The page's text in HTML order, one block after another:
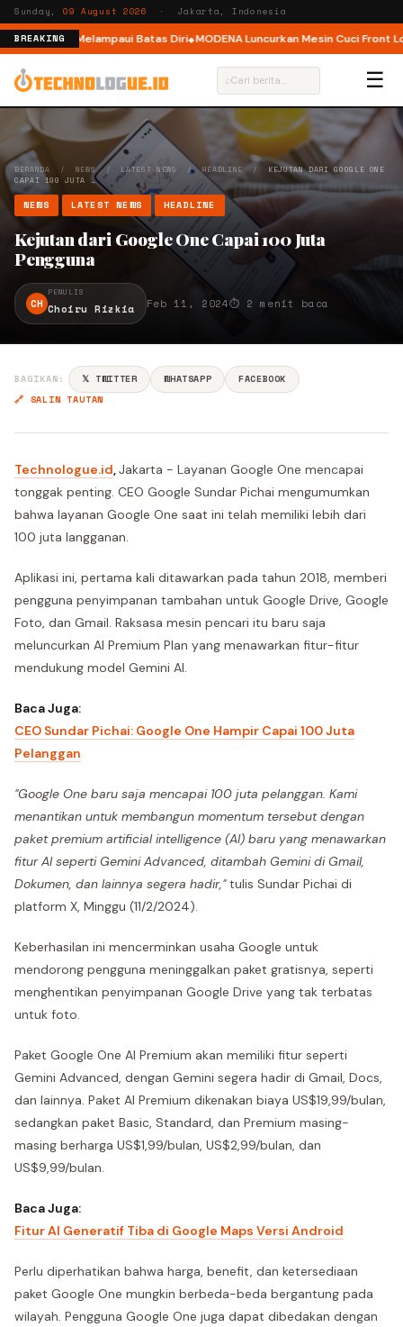
Sunday, 09 August 2026 · Jakarta, Indonesia
BREAKING
Pelari Melampaui Batas Diri MODENA Luncurkan Mesin Cuci Front
⌕ ☰
BERANDA / NEWS/ LATEST NEWS /HEADLINE/ KEJUTAN DARI GOOGLE ONE
CAPAI 100 JUTA …
NEWS LATEST NEWS HEADLINE
Kejutan dari Google One Capai 100 Juta
Pengguna
CH
PENULIS
Choiru Rizkia Feb 11, 2024⏱ 2 menit baca
BAGIKAN: 𝕏 TWITTER WHATSAPP
FACEBOOK
🔗 SALIN TAUTAN
Technologue.id,Jakarta - Layanan Google One mencapai
tonggak penting. CEO Google Sundar Pichai mengumumkan
bahwa layanan Google One saat ini telah memiliki lebih dari
100 juta langganan.
Aplikasi ini, pertama kali ditawarkan pada tahun 2018, memberi
pengguna penyimpanan tambahan untuk Google Drive, Google
Foto, dan Gmail. Raksasa mesin pencari itu baru saja
meluncurkan AI Premium Plan yang menawarkan fitur-fitur
mendukung model Gemini AI.
Baca Juga:
CEO Sundar Pichai: Google One Hampir Capai 100 Juta
Pelanggan
"Google One baru saja mencapai 100 juta pelanggan. Kami
menantikan untuk membangun momentum tersebut dengan
paket premium artificial intelligence (AI) baru yang menawarkan
fitur AI seperti Gemini Advanced, ditambah Gemini di Gmail,
Dokumen, dan lainnya segera hadir,"tulis Sundar Pichai di
platform X, Minggu (11/2/2024).
Keberhasilan ini mencerminkan usaha Google untuk
mendorong pengguna meninggalkan paket gratisnya, seperti
menghentikan penyimpanan Google Drive yang tak terbatas
untuk foto.
Paket Google One AI Premium akan memiliki fitur seperti
Gemini Advanced, dengan Gemini segera hadir di Gmail, Docs,
dan lainnya. Paket AI Premium dikenakan biaya US$19,99/bulan,
sedangkan paket Basic, Standard, dan Premium masing-
masing berharga US$1,99/bulan, US$2,99/bulan, dan
US$9,99/bulan.
Baca Juga:
Fitur AI Generatif Tiba di Google Maps Versi Android
Perlu diperhatikan bahwa harga, benefit, dan ketersediaan
paket Google One mungkin berbeda-beda bergantung pada
wilayah. Pengguna Google One juga dapat dibedakan dengan